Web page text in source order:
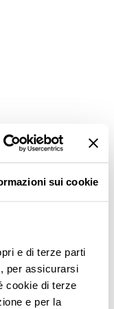
sui cookie
e di terze parti
per assicurarsi
cookie di terze
e per la